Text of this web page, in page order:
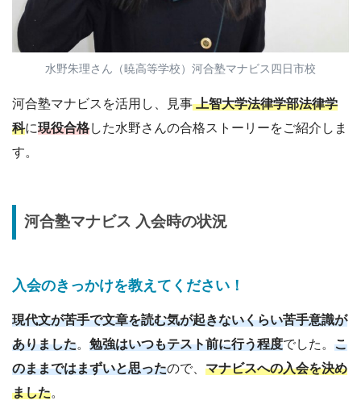
水野朱理さん（暁高等学校）河合塾マナビス四日市校
河合塾マナビスを活用し、見事 上智大学法律学部法律学
科に現役合格した水野さんの合格ストーリーをご紹介しま
す。
河合塾マナビス 入会時の状況
入会のきっかけを教えてください ！
現代文が苦手で文章を読む気が起きないくらい苦手意識が
ありました。 勉強はいつもテスト前に行う程度でした。 こ
のままではまずいと思ったので、 マナビスへの入会を決め
ました。